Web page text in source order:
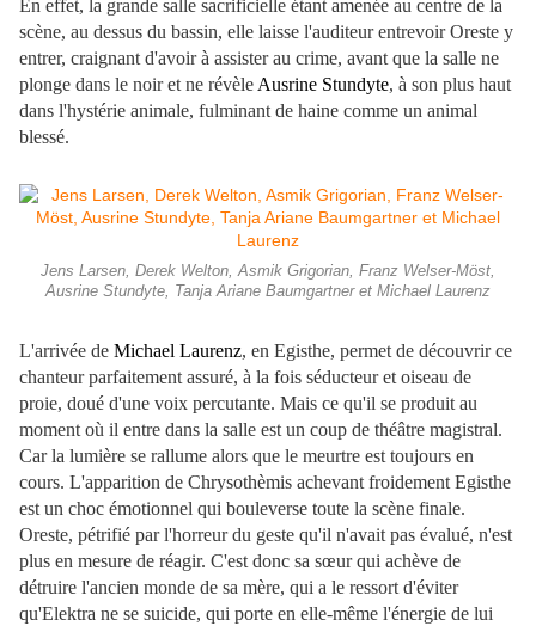
En effet, la grande salle sacrificielle étant amenée au centre de la
scène, au dessus du bassin, elle laisse l'auditeur entrevoir Oreste y
entrer, craignant d'avoir à assister au crime, avant que la salle ne
plonge dans le noir et ne révèle Ausrine Stundyte, à son plus haut
dans l'hystérie animale, fulminant de haine comme un animal
blessé.
Jens Larsen, Derek Welton, Asmik Grigorian, Franz Welser-Möst,
Ausrine Stundyte, Tanja Ariane Baumgartner et Michael Laurenz
L'arrivée de Michael Laurenz, en Egisthe, permet de découvrir ce
chanteur parfaitement assuré, à la fois séducteur et oiseau de
proie, doué d'une voix percutante. Mais ce qu'il se produit au
moment où il entre dans la salle est un coup de théâtre magistral.
Car la lumière se rallume alors que le meurtre est toujours en
cours. L'apparition de Chrysothèmis achevant froidement Egisthe
est un choc émotionnel qui bouleverse toute la scène finale.
Oreste, pétrifié par l'horreur du geste qu'il n'avait pas évalué, n'est
plus en mesure de réagir. C'est donc sa sœur qui achève de
détruire l'ancien monde de sa mère, qui a le ressort d'éviter
qu'Elektra ne se suicide, qui porte en elle-même l'énergie de lui